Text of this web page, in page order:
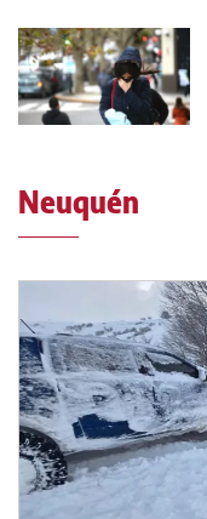
Neuquén